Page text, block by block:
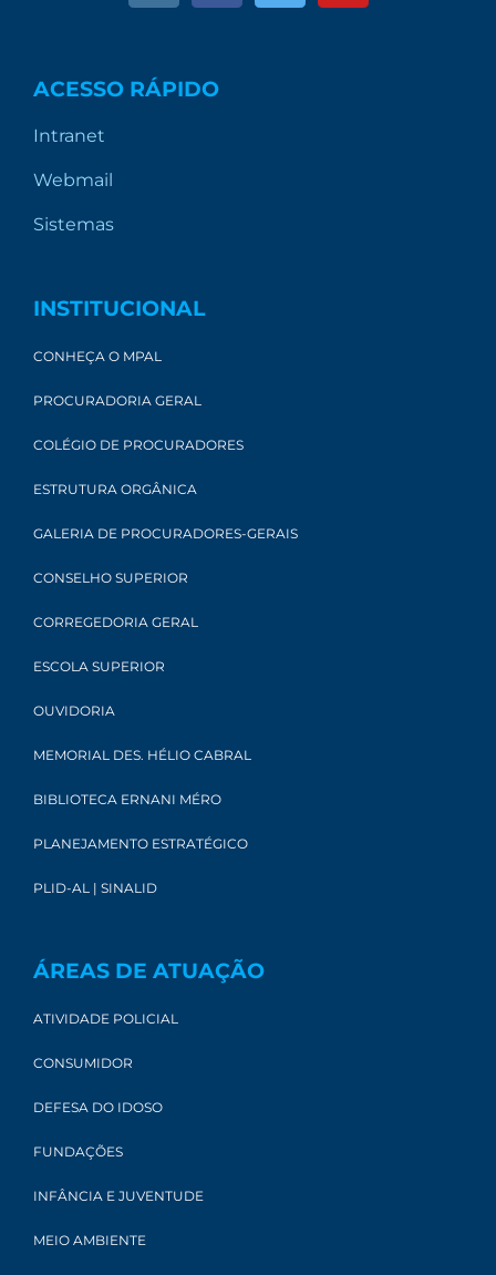
ACESSO RÁPIDO
Intranet
Webmail
Sistemas
INSTITUCIONAL
CONHEÇA O MPAL
PROCURADORIA GERAL
COLÉGIO DE PROCURADORES
ESTRUTURA ORGÂNICA
GALERIA DE PROCURADORES-GERAIS
CONSELHO SUPERIOR
CORREGEDORIA GERAL
ESCOLA SUPERIOR
OUVIDORIA
MEMORIAL DES. HÉLIO CABRAL
BIBLIOTECA ERNANI MÉRO
PLANEJAMENTO ESTRATÉGICO
PLID-AL | SINALID
ÁREAS DE ATUAÇÃO
ATIVIDADE POLICIAL
CONSUMIDOR
DEFESA DO IDOSO
FUNDAÇÕES
INFÂNCIA E JUVENTUDE
MEIO AMBIENTE